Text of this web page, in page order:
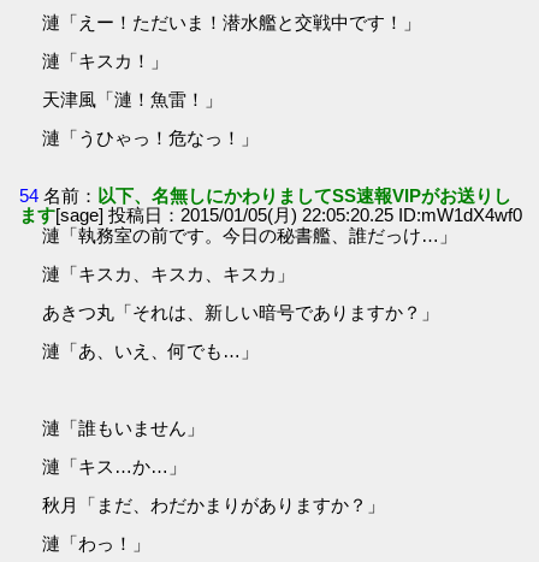
漣「えー！ただいま！潜水艦と交戦中です！」
漣「キスカ！」
天津風「漣！魚雷！」
漣「うひゃっ！危なっ！」
54 名前： 以下、名無しにかわりましてSS速報VIPがお送りし
ます[sage] 投稿日：2015/01/05(月) 22:05:20.25 ID:mW1dX4wf0
漣「執務室の前です。今日の秘書艦、誰だっけ…」
漣「キスカ、キスカ、キスカ」
あきつ丸「それは、新しい暗号でありますか？」
漣「あ、いえ、何でも…」
漣「誰もいません」
漣「キス…か…」
秋月「まだ、わだかまりがありますか？」
漣「わっ！」